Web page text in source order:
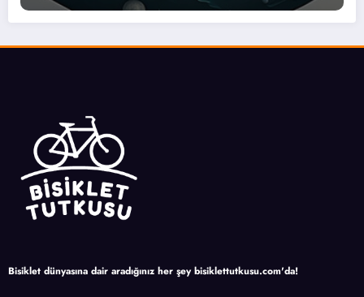
Bisiklet dünyasına dair aradığınız her şey bisiklettutkusu.com'da!